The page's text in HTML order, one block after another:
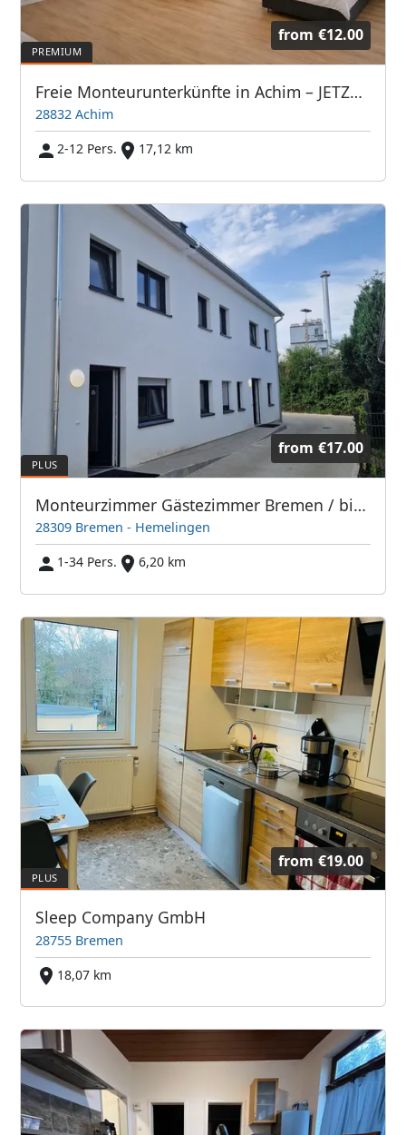
from €12.00
Freie Monteurunterkünfte in Achim – JETZT anrufen! Wir sprechen auch Polnisch
28832 Achim
2-12 Pers.
17,12 km
from €17.00
Monteurzimmer Gästezimmer Bremen / bis 34 Personen
28309 Bremen - Hemelingen
1-34 Pers.
6,20 km
from €19.00
Sleep Company GmbH
28755 Bremen
18,07 km